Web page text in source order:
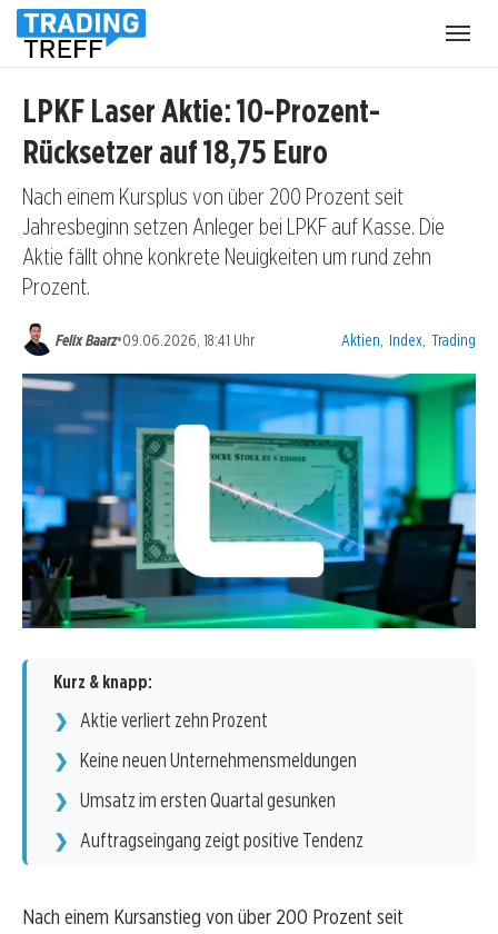
LPKF Laser Aktie: 10-Prozent-
Rücksetzer auf 18,75 Euro
Nach einem Kursplus von über 200 Prozent seit
Jahresbeginn setzen Anleger bei LPKF auf Kasse. Die
Aktie fällt ohne konkrete Neuigkeiten um rund zehn
Prozent.
Felix Baarz•09.06.2026, 18:41 Uhr Kategorien:
Aktien Index Trading
Kurz & knapp:
Aktie verliert zehn Prozent
Keine neuen Unternehmensmeldungen
Umsatz im ersten Quartal gesunken
Auftragseingang zeigt positive Tendenz
Nach einem Kursanstieg von über 200 Prozent seit